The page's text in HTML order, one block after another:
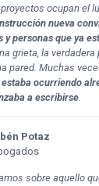
ocupan el
nueva
y personas que ya
grieta, la
pared. Muchas
estaba ocurriendo
a escribirse.
Potaz
sobre aquello